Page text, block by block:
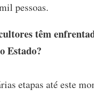
pessoas.
têm
Estado?
etapas até este